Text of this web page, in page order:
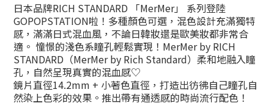
日本品牌RICH STANDARD 「MerMer」 系列登陸
GOPOPSTATION啦！多種顏色可選，混色設計充滿獨特
感，滿滿日式混血風，不論日韓妝還是歐美妝都非常合
適。 憧憬的淺色系瞳孔輕鬆實現！ MerMer by RICH
STANDARD（MerMer by Rich Standard） 柔和地融入瞳
孔，自然呈現真實的混血感♡
鏡片直徑14.2mm + 小著色直徑， 打造出彷彿自己瞳孔自
然染上色彩的效果。 推出帶有通透感的時尚流行配色！